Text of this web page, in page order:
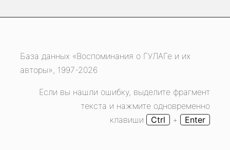
База данных «Воспоминания о ГУЛАГе и их
авторы», 1997-2026
Если вы нашли ошибку, выделите фрагмент
текста и нажмите одновременно
клавиши
Ctrl + Enter